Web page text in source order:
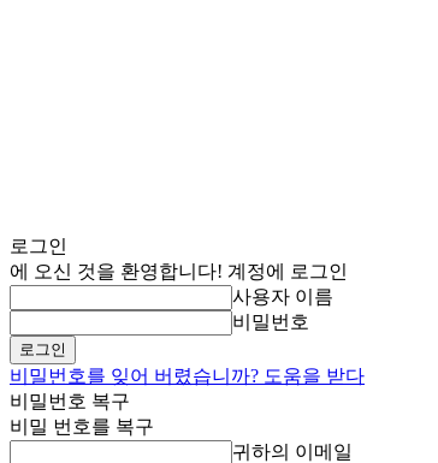
로그인
에 오신 것을 환영합니다! 계정에 로그인
사용자 이름
비밀번호
비밀번호를 잊어 버렸습니까? 도움을 받다
비밀번호 복구
비밀 번호를 복구
귀하의 이메일